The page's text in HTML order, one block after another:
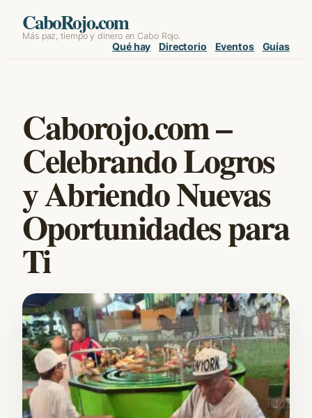
Skip
CaboRojo.com
Más paz, tiempo y dinero en Cabo Rojo.
Qué hay Directorio Eventos Guías
Caborojo.com –
Celebrando Logros
y Abriendo Nuevas
Oportunidades para
Ti